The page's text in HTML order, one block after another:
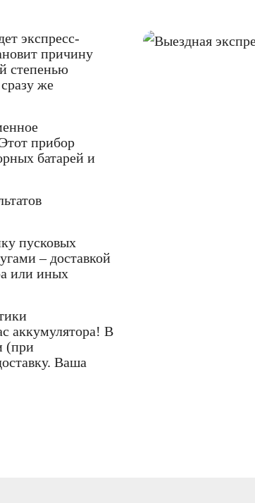
экспресс-
причину
степенью
же
прибор
батарей и
пусковых
– доставкой
или иных
аккумулятора! В
(при
Ваша